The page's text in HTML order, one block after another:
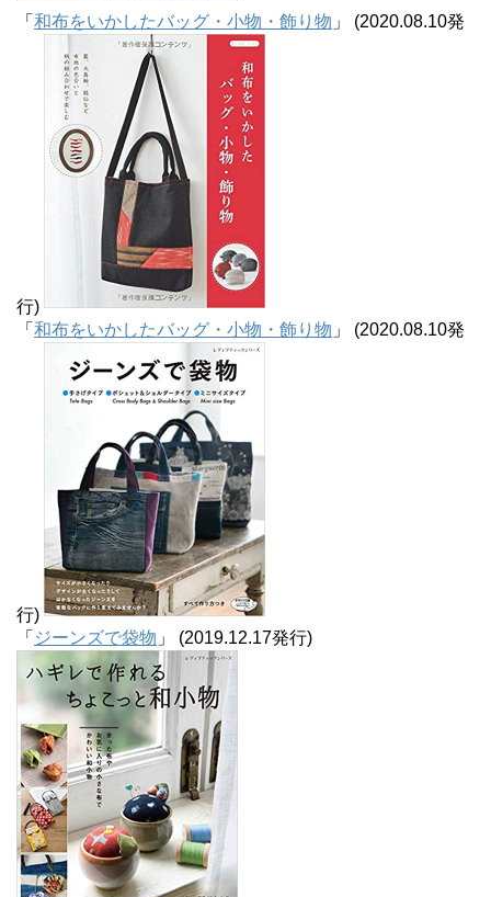
「 和布をいかしたバッグ・小物・飾り物 」 (2020.08.10発
行)
「 和布をいかしたバッグ・小物・飾り物 」 (2020.08.10発
行)
「 ジーンズで袋物 」 (2019.12.17発行)